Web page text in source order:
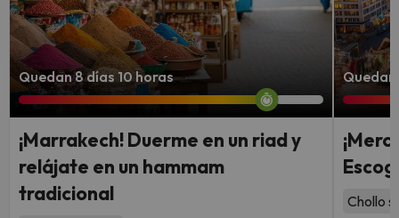
Quedan 8 días 10 horas
¡Marrakech! Duerme en un riad y
relájate en un hammam
tradicional
Quedan
Chollo